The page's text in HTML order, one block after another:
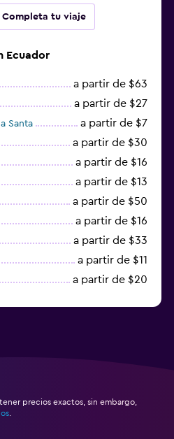
Completa tu viaje
Ecuador
a partir de $63
a partir de $27
Santa a partir de $7
a partir de $30
a partir de $16
a partir de $13
a partir de $50
a partir de $16
a partir de $33
a partir de $11
a partir de $20
precios exactos, sin embargo,